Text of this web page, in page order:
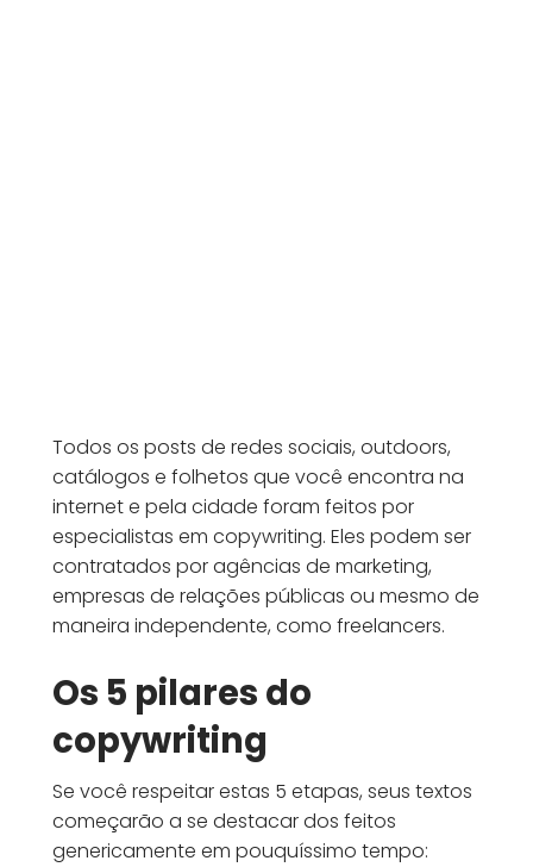
Todos os posts de redes sociais, outdoors,
catálogos e folhetos que você encontra na
internet e pela cidade foram feitos por
especialistas em copywriting. Eles podem ser
contratados por agências de marketing,
empresas de relações públicas ou mesmo de
maneira independente, como freelancers.
Os 5 pilares do
copywriting
Se você respeitar estas 5 etapas, seus textos
começarão a se destacar dos feitos
genericamente em pouquíssimo tempo: